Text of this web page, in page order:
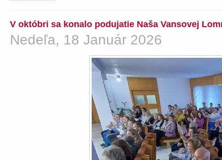
V októbri sa konalo podujatie Naša Vansovej
Nedeľa, 18 Január 2026